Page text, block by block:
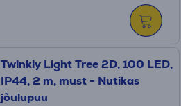
Twinkly Light Tree 2D, 100 LED,
IP44, 2 m, must - Nutikas
jõulupuu